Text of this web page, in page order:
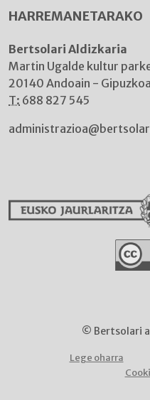
HARREMANETARAKO
Bertsolari Aldizkaria
Martin Ugalde kultur
20140 Andoain - Gipuzkoa
T: 688 827 545
© Bertsolari
Lege oharra